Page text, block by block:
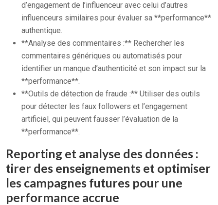
d’engagement de l’influenceur avec celui d’autres
influenceurs similaires pour évaluer sa **performance**
authentique.
**Analyse des commentaires :** Rechercher les
commentaires génériques ou automatisés pour
identifier un manque d’authenticité et son impact sur la
**performance**.
**Outils de détection de fraude :** Utiliser des outils
pour détecter les faux followers et l’engagement
artificiel, qui peuvent fausser l’évaluation de la
**performance**.
Reporting et analyse des données :
tirer des enseignements et optimiser
les campagnes futures pour une
performance accrue